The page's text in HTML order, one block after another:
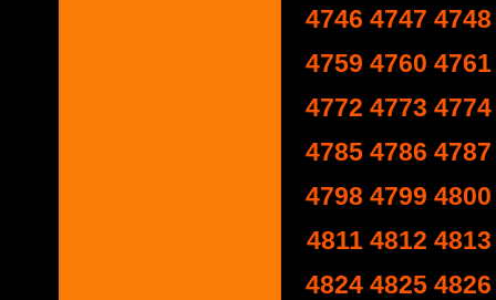
4746 4747 4748
4759 4760 4761
4772 4773 4774
4785 4786 4787
4798 4799 4800
4811 4812 4813
4824 4825 4826